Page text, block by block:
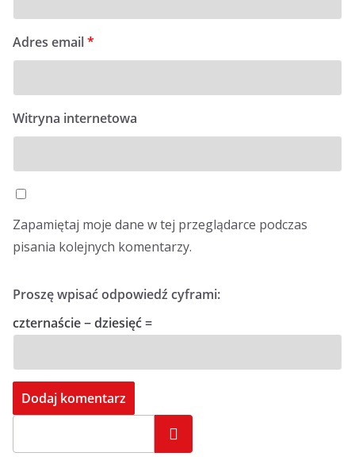
Adres email*
Witryna internetowa
Zapamiętaj moje dane w tej przeglądarce podczas
pisania kolejnych komentarzy.
Proszę wpisać odpowiedź cyframi:
czternaście − dziesięć =
Szukaj